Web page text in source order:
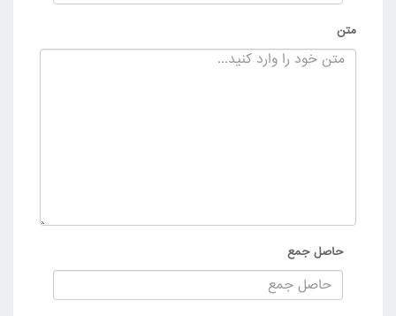
متن
حاصل جمع